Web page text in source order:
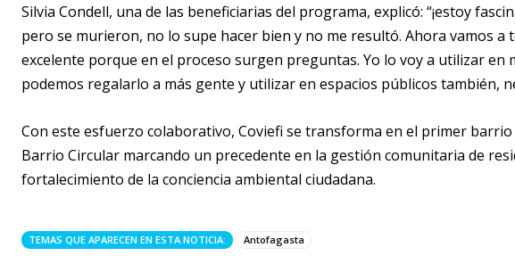
Silvia Condell, una de las beneficiarias del programa, explicó: “¡estoy
pero se murieron, no lo supe hacer bien y no me resultó. Ahora vamos a
excelente porque en el proceso surgen preguntas. Yo lo voy a utilizar en
podemos regalarlo a más gente y utilizar en espacios públicos también,
Con este esfuerzo colaborativo, Coviefi se transforma en el primer
Barrio Circular marcando un precedente en la gestión comunitaria de
fortalecimiento de la conciencia ambiental ciudadana.
TEMAS QUE APARECEN EN ESTA NOTICIA: Antofagasta